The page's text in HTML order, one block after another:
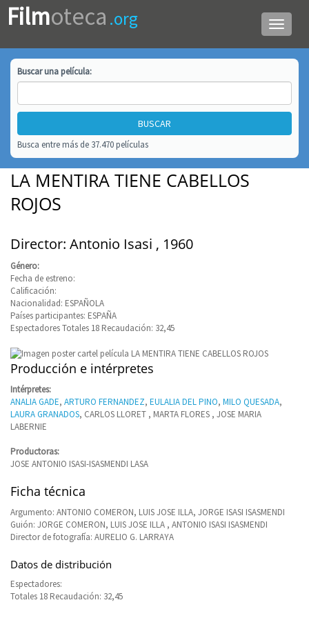
Menú
de
Filmoteca .org
Buscar unapelícula:
Busca entre más de 37.470 películas
LA MENTIRA TIENE CABELLOS
ROJOS
Director: Antonio Isasi , 1960
Género:
Fecha de estreno:
Calificación:
Nacionalidad: ESPAÑOLA
Países participantes: ESPAÑA
Espectadores Totales 18 Recaudación: 32,45
Producción e intérpretes
Intérpretes:
ANALIA GADE, ARTURO FERNANDEZ, EULALIA DEL PINO, MILO QUESADA,
LAURA GRANADOS, CARLOS LLORET , MARTA FLORES , JOSE MARIA
LABERNIE
Productoras:
JOSE ANTONIO ISASI-ISASMENDI LASA
Ficha técnica
Argumento: ANTONIO COMERON, LUIS JOSE ILLA, JORGE ISASI ISASMENDI
Guión: JORGE COMERON, LUIS JOSE ILLA , ANTONIO ISASI ISASMENDI
Director de fotografía: AURELIO G. LARRAYA
Datos de distribución
Espectadores:
Totales 18 Recaudación: 32,45